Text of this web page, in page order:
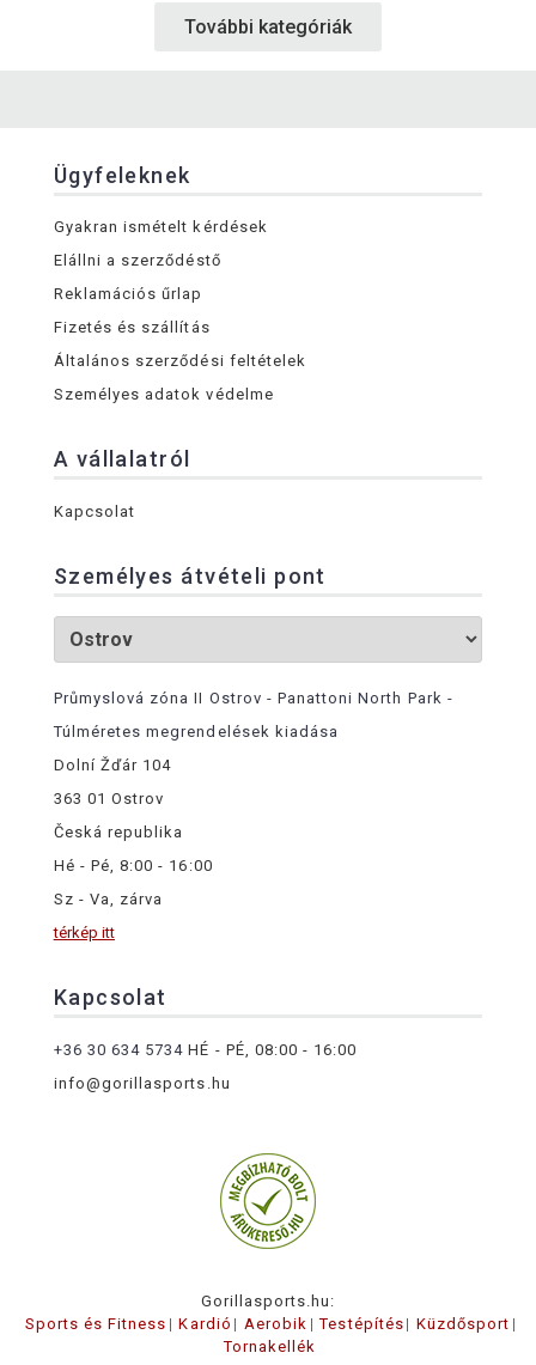
További kategóriák
Ügyfeleknek
Gyakran ismételt kérdések
Elállni a szerződéstő
Reklamációs űrlap
Fizetés és szállítás
Általános szerződési feltételek
Személyes adatok védelme
A vállalatról
Kapcsolat
Személyes átvételi pont
Průmyslová zóna II Ostrov - Panattoni North Park -
Túlméretes megrendelések kiadása
Dolní Žďár 104
363 01 Ostrov
Česká republika
Hé - Pé, 8:00 - 16:00
Sz - Va, zárva
térkép itt
Kapcsolat
+36 30 634 5734 HÉ - PÉ, 08:00 - 16:00
info@gorillasports.hu
Gorillasports.hu:
Sports és Fitness
Kardió Aerobik Testépítés
Küzdősport
Tornakellék